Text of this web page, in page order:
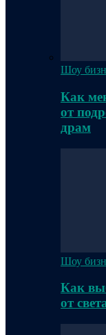
Шоу
Как
от
драм
Шоу
Как
от